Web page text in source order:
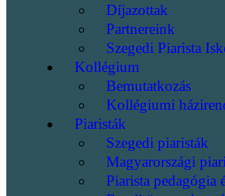
Díjazottak
Partnereink
Szegedi Piarista
Kollégium
Bemutatkozás
Kollégiumi
Piaristák
Szegedi piaristák
Magyarországi
Piarista pedagógia